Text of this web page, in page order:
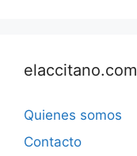
elaccitano.com
Quienes somos
Contacto